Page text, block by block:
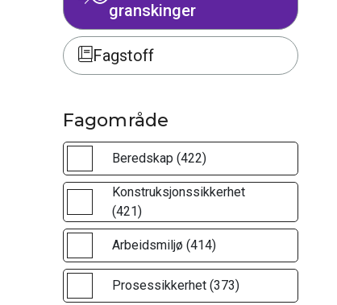
granskinger
Fagstoff
Fagområde
Beredskap (422)
Konstruksjonssikkerhet
(421)
Arbeidsmiljø (414)
Prosessikkerhet (373)